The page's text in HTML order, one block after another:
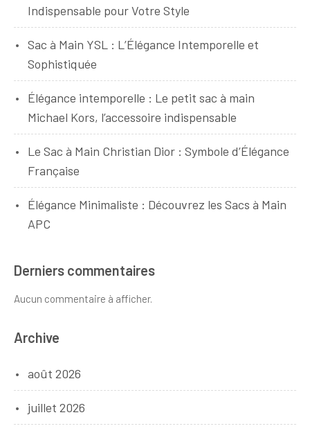
Indispensable pour Votre Style
Sac à Main YSL : L’Élégance Intemporelle et
Sophistiquée
Élégance intemporelle : Le petit sac à main
Michael Kors, l’accessoire indispensable
Le Sac à Main Christian Dior : Symbole d’Élégance
Française
Élégance Minimaliste : Découvrez les Sacs à Main
APC
Derniers commentaires
Aucun commentaire à afficher.
Archive
août 2026
juillet 2026